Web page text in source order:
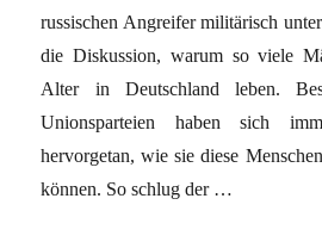
russischen Angreifer militärisch
die Diskussion, warum so viele
Alter in Deutschland leben.
Unionsparteien haben sich
hervorgetan, wie sie diese
können. So schlug der …